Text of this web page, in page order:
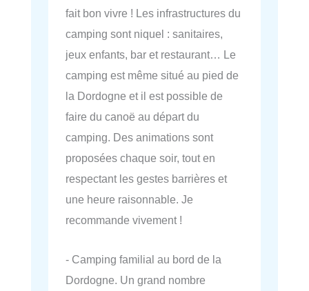
fait bon vivre ! Les infrastructures du
camping sont niquel : sanitaires,
jeux enfants, bar et restaurant… Le
camping est même situé au pied de
la Dordogne et il est possible de
faire du canoë au départ du
camping. Des animations sont
proposées chaque soir, tout en
respectant les gestes barrières et
une heure raisonnable. Je
recommande vivement !
- Camping familial au bord de la
Dordogne. Un grand nombre